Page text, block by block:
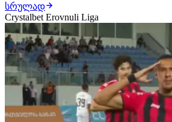
მცველს ახალ კლუბში უკვე
სამედიცინო შემოწმებას გაივლის
მოაწერს. როგორც ცნობილი ხდება,
წლიან…
სრულად
Crystalbet Erovnuli Liga